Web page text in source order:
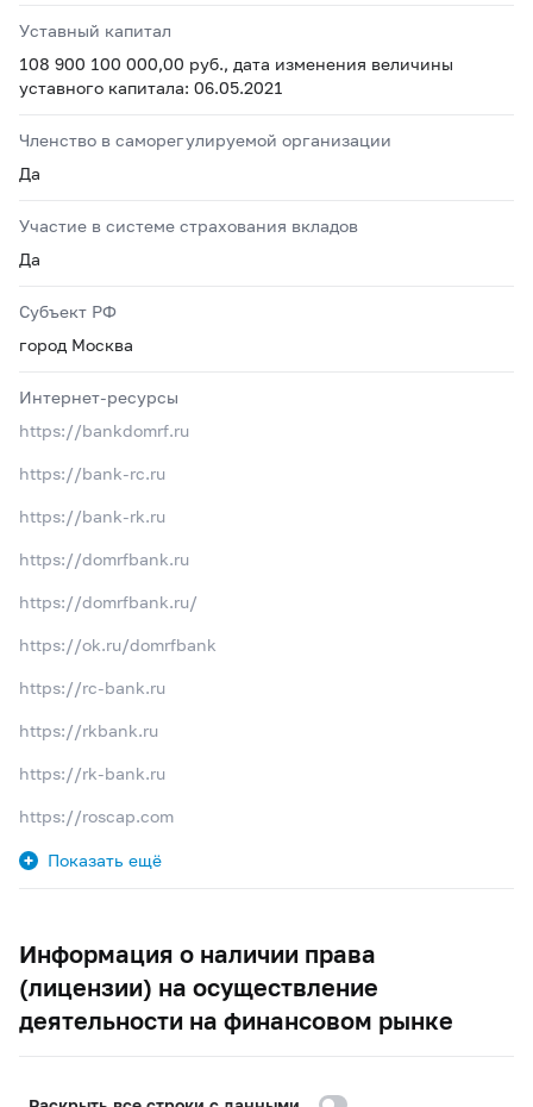
Уставный капитал
108 900 100 000,00 руб., дата изменения величины
уставного капитала: 06.05.2021
Членство в саморегулируемой организации
Да
Участие в системе страхования вкладов
Да
Субъект РФ
город Москва
Интернет-ресурсы
https://bankdomrf.ru
https://bank-rc.ru
https://bank-rk.ru
https://domrfbank.ru
https://domrfbank.ru/
https://ok.ru/domrfbank
https://rc-bank.ru
https://rkbank.ru
https://rk-bank.ru
https://roscap.com
Показать ещё
Информация о наличии права
(лицензии) на осуществление
деятельности на финансовом рынке